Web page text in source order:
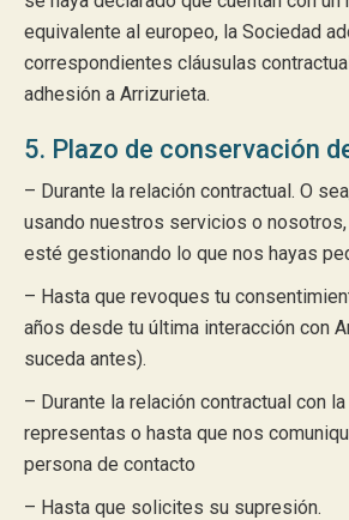
equivalente al europeo, la Sociedad
correspondientes cláusulas
adhesión a Arrizurieta.
5. Plazo de conservación
– Durante la relación contractual. O
usando nuestros servicios o
esté gestionando lo que nos hayas
– Hasta que revoques tu
años desde tu última interacción con
suceda antes).
– Durante la relación contractual con
representas o hasta que nos
persona de contacto
– Hasta que solicites su supresión.